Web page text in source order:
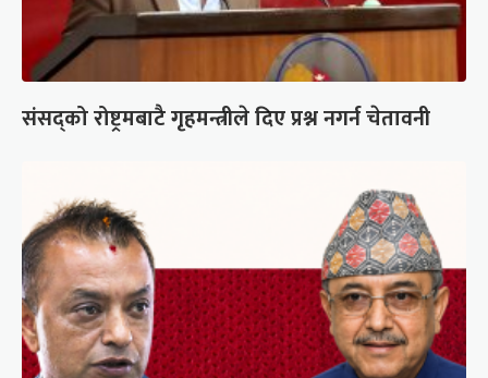
संसद्को रोष्ट्रमबाटै गृहमन्त्रीले दिए प्रश्न नगर्न चेतावनी